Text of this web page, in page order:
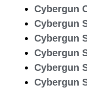
Cybergun
Cybergun
Cybergun
Cybergun
Cybergun
Cybergun